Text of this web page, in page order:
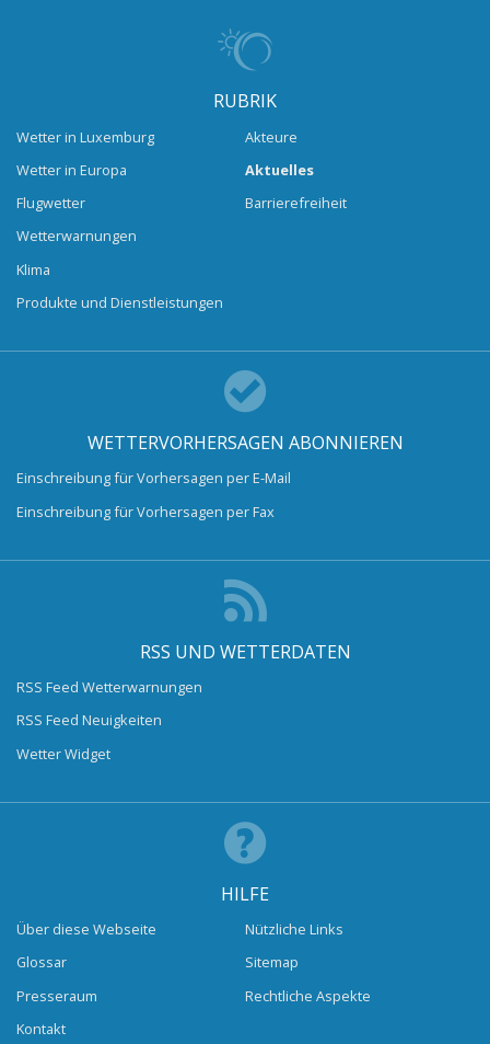
RUBRIK
Wetter in Luxemburg
Wetter in Europa
Flugwetter
Wetterwarnungen
Klima
Produkte und Dienstleistungen
Akteure
Aktuelles
Barrierefreiheit
WETTERVORHERSAGEN ABONNIEREN
Einschreibung für Vorhersagen per E-Mail
Einschreibung für Vorhersagen per Fax
RSS UND WETTERDATEN
RSS Feed Wetterwarnungen
RSS Feed Neuigkeiten
Wetter Widget
HILFE
Über diese Webseite
Glossar
Presseraum
Kontakt
Nützliche Links
Sitemap
Rechtliche Aspekte